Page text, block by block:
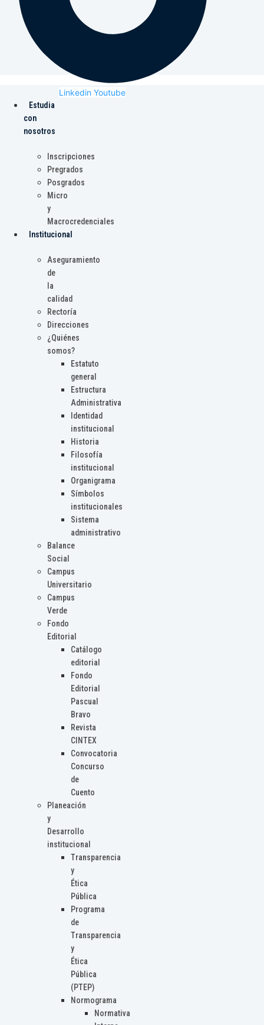
Linkedin Youtube
Estudia
con
nosotros
Inscripciones
Pregrados
Posgrados
Micro
y
Macrocredenciales
Institucional
Aseguramiento
de
la
calidad
Rectoría
Direcciones
¿Quiénes
somos?
Estatuto
general
Estructura
Administrativa
Identidad
institucional
Historia
Filosofía
institucional
Organigrama
Símbolos
institucionales
Sistema
administrativo
Balance
Social
Campus
Universitario
Campus
Verde
Fondo
Editorial
Catálogo
editorial
Fondo
Editorial
Pascual
Bravo
Revista
CINTEX
Convocatoria
Concurso
de
Cuento
Planeación
y
Desarrollo
institucional
Transparencia
y
Ética
Pública
Programa
de
Transparencia
y
Ética
Pública
(PTEP)
Normograma
Normativa